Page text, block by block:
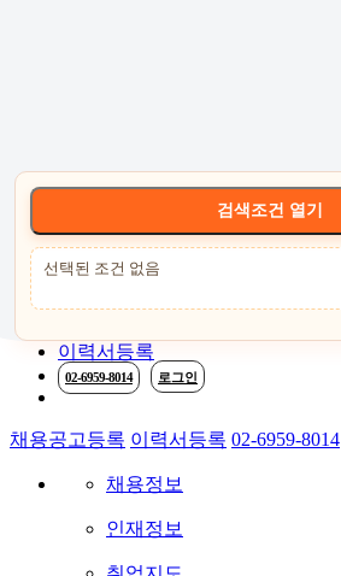
이력서등록
02-6959-8014 로그인
채용공고등록 이력서등록 02-6959-8014
채용정보
인재정보
검색조건 열기
선택된 조건 없음